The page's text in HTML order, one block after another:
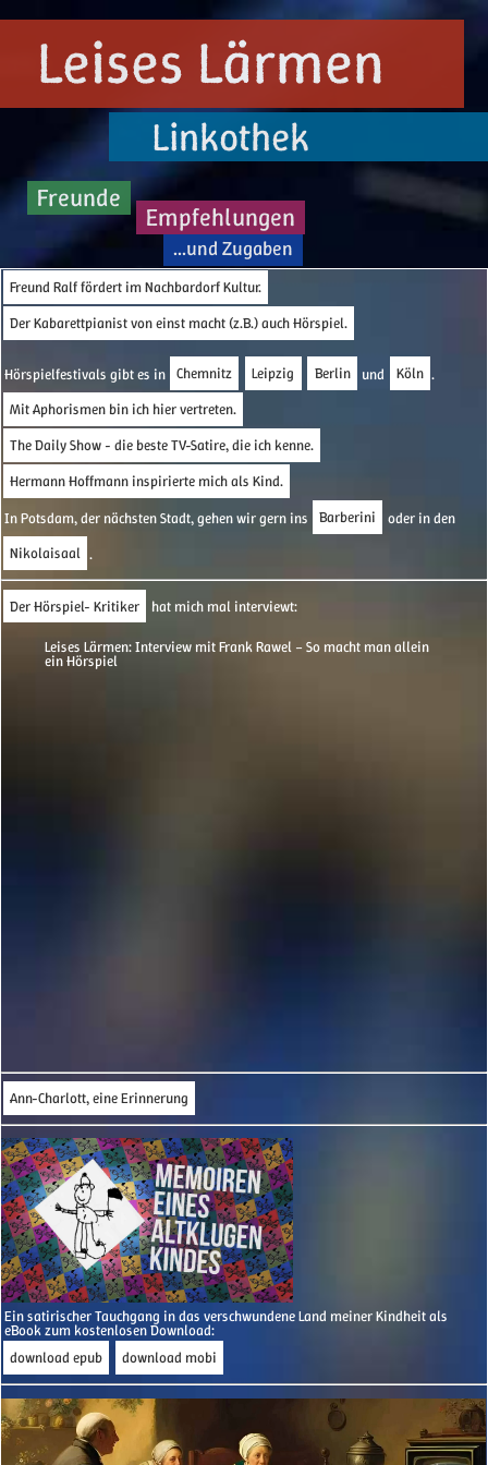
Leises Lärmen
Linkothek
Freunde
Empfehlungen
...und Zugaben
Freund Ralf fördert im Nachbardorf Kultur.
Der Kabarettpianist von einst macht (z.B.) auch Hörspiel.
Hörspielfestivals gibt es in Chemnitz Leipzig Berlin und Köln .
Mit Aphorismen bin ich hier vertreten.
The Daily Show - die beste TV-Satire, die ich kenne.
Hermann Hoffmann inspirierte mich als Kind.
In Potsdam, der nächsten Stadt, gehen wir gern ins
Barberini
oder in den
Nikolaisaal .
Der Hörspiel- Kritiker hat mich mal interviewt:
Leises Lärmen: Interview mit Frank Rawel – So macht man allein
ein Hörspiel
Ann-Charlott, eine Erinnerung
Ein satirischer Tauchgang in das verschwundene Land meiner Kindheit als
eBook zum kostenlosen Download:
download epub
download mobi